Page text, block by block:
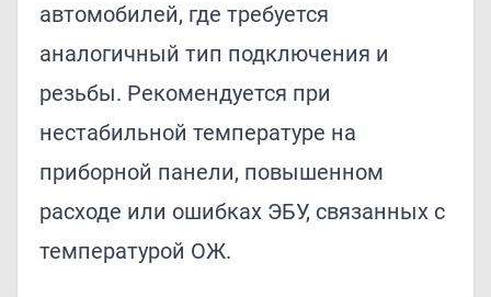
автомобилей, где требуется
аналогичный тип подключения и
резьбы. Рекомендуется при
нестабильной температуре на
приборной панели, повышенном
расходе или ошибках ЭБУ, связанных с
температурой ОЖ.